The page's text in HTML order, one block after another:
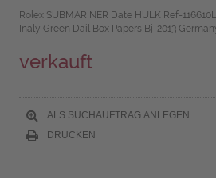
Rolex SUBMARINER Date HULK Ref-
Inaly Green Dail Box Papers Bj-2013
verkauft
ALS SUCHAUFTRAG ANLEGEN
DRUCKEN